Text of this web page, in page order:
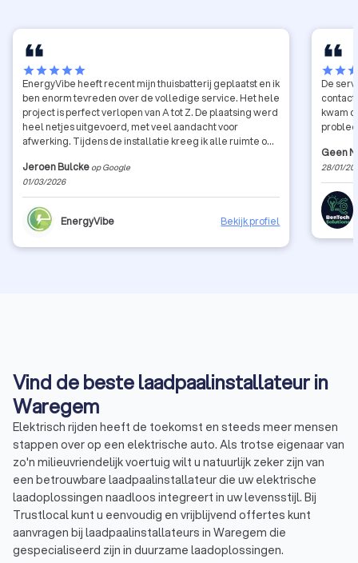
starstarstarstarstar
EnergyVibe heeft recent mijn thuisbatterij geplaatst en ik
ben enorm tevreden over de volledige service. Het hele
project is perfect verlopen van A tot Z. De plaatsing werd
heel netjes uitgevoerd, met veel aandacht voor
afwerking. Tijdens de installatie kreeg ik alle ruimte om
van de batterij. Ze dachten actief mee en pasten zonder
probleem zaken aan zodat alles volledig naar mijn
wensen was. Ook de keuring gebeurde snel én zonder
enige moeite, kort na de installatie. Bovendien kan ik bij
vragen over mijn installatie of de app altijd terecht bij het
Jeroen Bulcke op Google
01/03/2026
EnergyVibe Bekijk profiel
starstar
De
kwam
Geen
28/01/
Vind de beste laadpaalinstallateur in
Waregem
Elektrisch rijden heeft de toekomst en steeds meer mensen
stappen over op een elektrische auto. Als trotse eigenaar van
zo'n milieuvriendelijk voertuig wilt u natuurlijk zeker zijn van
een betrouwbare laadpaalinstallateur die uw elektrische
laadoplossingen naadloos integreert in uw levensstijl. Bij
Trustlocal kunt u eenvoudig en vrijblijvend offertes kunt
aanvragen bij laadpaalinstallateurs in Waregem die
gespecialiseerd zijn in duurzame laadoplossingen.